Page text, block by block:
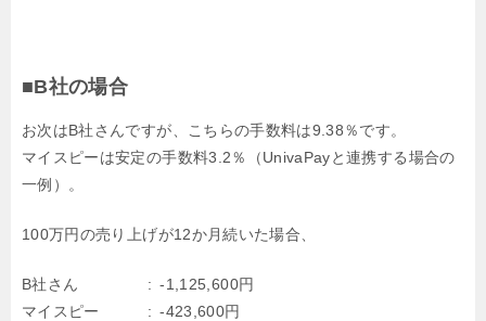
■B社の場合
お次はB社さんですが、こちらの手数料は9.38％です。
マイスピーは安定の手数料3.2％（UnivaPayと連携する場合の
一例）。
100万円の売り上げが12か月続いた場合、
B社さん
-1,125,600円
マイスピー
-423,600円